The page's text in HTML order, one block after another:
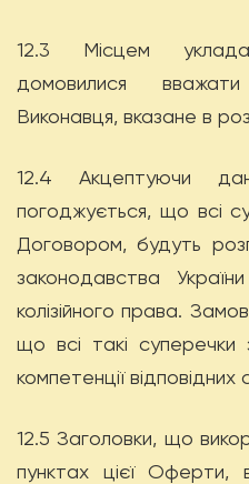
12.3 Місцем
домовилися
Виконавця, вказане в
12.4 Акцептуючи
погоджується, що всі
Договором, будуть
законодавства
колізійного права.
що всі такі суперечки
компетенції відповідних
12.5 Заголовки, що
пунктах цієї Оферти,